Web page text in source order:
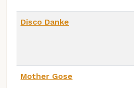
Disco Danke
Mother Gose